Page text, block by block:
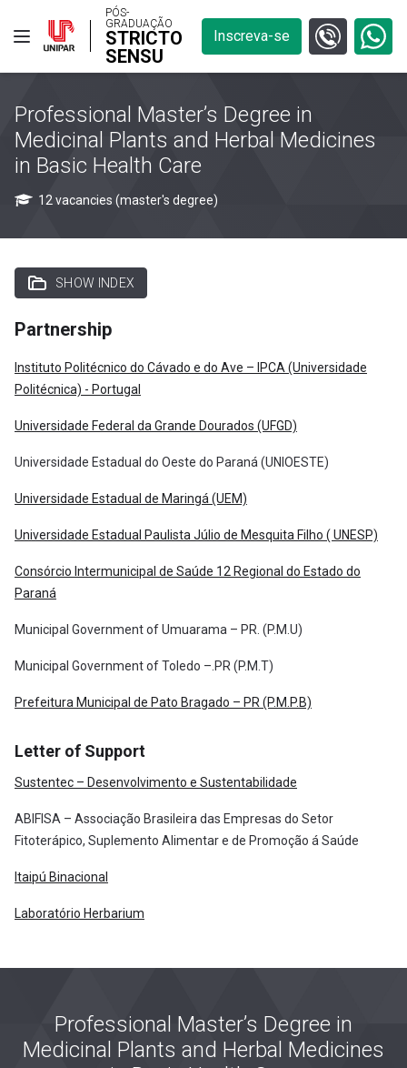
PÓS-
GRADUAÇÃO
STRICTO
SENSU
Inscreva-se
Professional Master’s Degree in
Medicinal Plants and Herbal Medicines
in Basic Health Care
12 vacancies (master's degree)
SHOW INDEX
Partnership
lnstituto Politécnico do Cávado e do Ave – IPCA (Universidade
Politécnica) - Portugal
Universidade Federal da Grande Dourados (UFGD)
Universidade Estadual do Oeste do Paraná (UNIOESTE)
Universidade Estadual de Maringá (UEM)
Universidade Estadual Paulista Júlio de Mesquita Filho ( UNESP)
Consórcio Intermunicipal de Saúde 12 Regional do Estado do
Paraná
Municipal Government of Umuarama – PR. (P.M.U)
Municipal Government of Toledo –.PR (P.M.T)
Prefeitura Municipal de Pato Bragado – PR (P.M.P.B)
Letter of Support
Sustentec – Desenvolvimento e Sustentabilidade
ABIFISA – Associação Brasileira das Empresas do Setor
Fitoterápico, Suplemento Alimentar e de Promoção á Saúde
Itaipú Binacional
Laboratório Herbarium
Professional Master’s Degree in
Medicinal Plants and Herbal Medicines